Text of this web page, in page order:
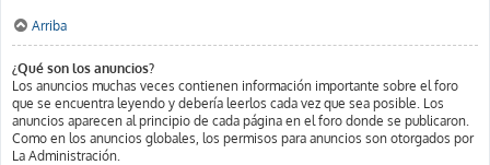
Arriba
¿Qué son los anuncios?
Los anuncios muchas veces contienen información importante sobre el foro
que se encuentra leyendo y debería leerlos cada vez que sea posible. Los
anuncios aparecen al principio de cada página en el foro donde se publicaron.
Como en los anuncios globales, los permisos para anuncios son otorgados por
La Administración.